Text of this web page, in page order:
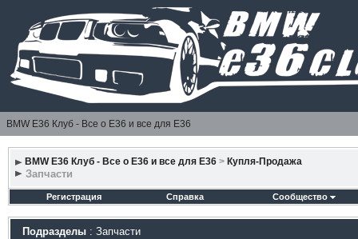
BMW E36 Клуб - Все о Е36 и все для Е36
BMW E36 Клуб - Все о Е36 и все для Е36 > Купля-Продажа
Запчасти
Регистрация Справка Сообщество
Подразделы: Запчасти